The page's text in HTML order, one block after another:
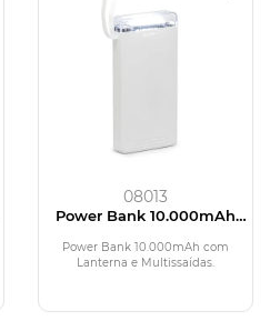
08013
Power Bank 10.000mAh
Multissaídas
Power Bank 10.000mAh com
Lanterna e Multissaídas.